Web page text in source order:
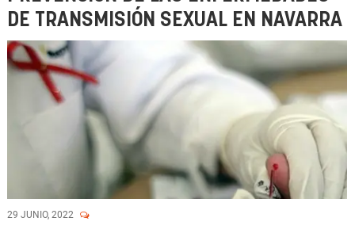
DE TRANSMISIÓN SEXUAL EN NAVARRA
29 JUNIO, 2022